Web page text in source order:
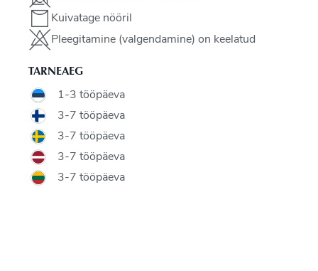
Kuivatage nööril
Pleegitamine (valgendamine) on keelatud
TARNEAEG
1-3 tööpäeva
3-7 tööpäeva
3-7 tööpäeva
3-7 tööpäeva
3-7 tööpäeva